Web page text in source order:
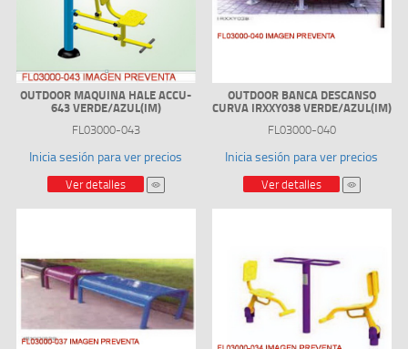
OUTDOOR MAQUINA HALE ACCU-
643 VERDE/AZUL(IM)
FL03000-043
Inicia sesión para ver precios
Ver detalles
OUTDOOR BANCA DESCANSO
CURVA IRXXY038 VERDE/AZUL(IM)
FL03000-040
Inicia sesión para ver precios
Ver detalles